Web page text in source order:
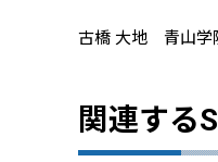
古橋 大地 青山学
関連する